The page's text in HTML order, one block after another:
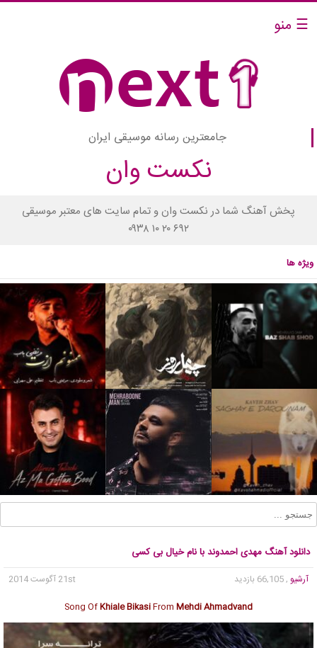
☰ منو
جامعترین رسانه موسیقی ایران
نکست وان
پخش آهنگ شما در نکست وان و تمام سایت های معتبر موسیقی
۰۹۳۸ ۱۰ ۲۰ ۶۹۲
ویژه ها
دانلود آهنگ مهدی احمدوند با نام خیال بی کسی
آرشیو , 66,105 بازدید
21st آگوست 2014
Song OfKhiale BikasiFrom Mehdi Ahmadvand